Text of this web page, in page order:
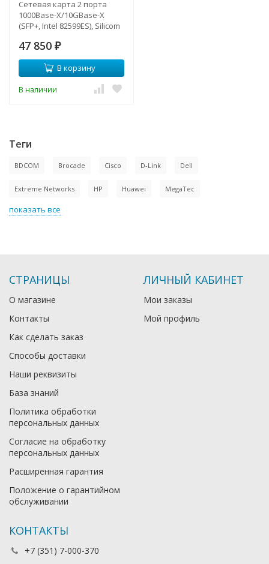
Сетевая карта 2 порта
1000Base-X/10GBase-X
(SFP+, Intel 82599ES), Silicom
47 850 ₽
В корзину
В наличии
Теги
BDCOM Brocade Cisco D-Link Dell
Extreme Networks HP Huawei MegaTec
показать все
СТРАНИЦЫ
О магазине
Контакты
Как сделать заказ
Способы доставки
Наши реквизиты
База знаний
Политика обработки
персональных данных
Согласие на обработку
персональных данных
Расширенная гарантия
Положение о гарантийном
обслуживании
ЛИЧНЫЙ КАБИНЕТ
Мои заказы
Мой профиль
КОНТАКТЫ
+7 (351) 7-000-370